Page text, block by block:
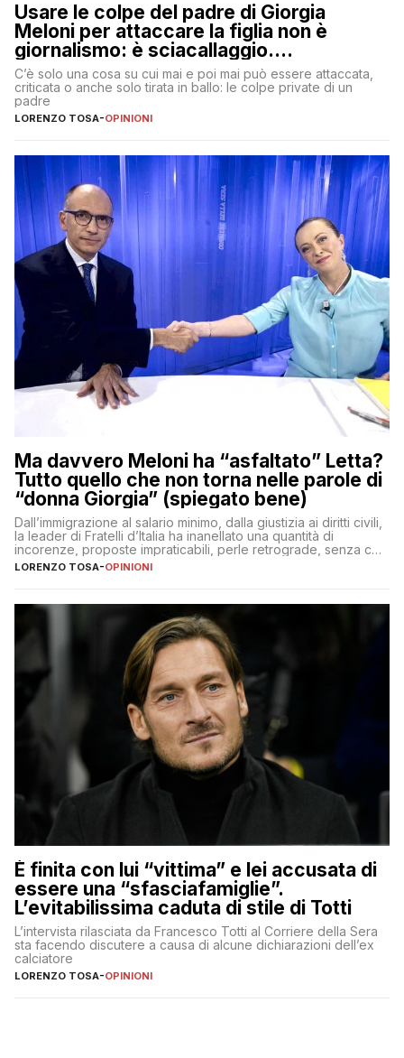
Usare le colpe del padre di Giorgia
Meloni per attaccare la figlia non è
giornalismo: è sciacallaggio.
Dimostriamo di essere diversi
C’è solo una cosa su cui mai e poi mai può essere attaccata,
criticata o anche solo tirata in ballo: le colpe private di un
padre
LORENZO TOSA-OPINIONI
Ma davvero Meloni ha “asfaltato” Letta?
Tutto quello che non torna nelle parole di
“donna Giorgia” (spiegato bene)
Dall’immigrazione al salario minimo, dalla giustizia ai diritti civili,
la leader di Fratelli d’Italia ha inanellato una quantità di
incorenze, proposte impraticabili, perle retrograde, senza che
nessuno – a destra come a sinistra – glielo abbia fatto notare
LORENZO TOSA-OPINIONI
È finita con lui “vittima” e lei accusata di
essere una “sfasciafamiglie”.
L’evitabilissima caduta di stile di Totti
L’intervista rilasciata da Francesco Totti al Corriere della Sera
sta facendo discutere a causa di alcune dichiarazioni dell’ex
calciatore
LORENZO TOSA-OPINIONI